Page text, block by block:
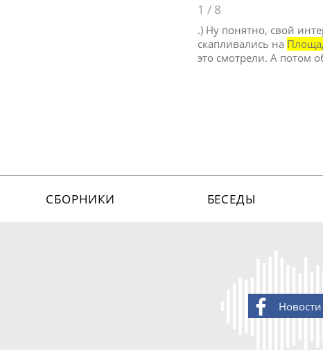
1 / 8
.) Ну понятно, свой
скапливались на
это смотрели. А потом
СБОРНИКИ БЕСЕДЫ